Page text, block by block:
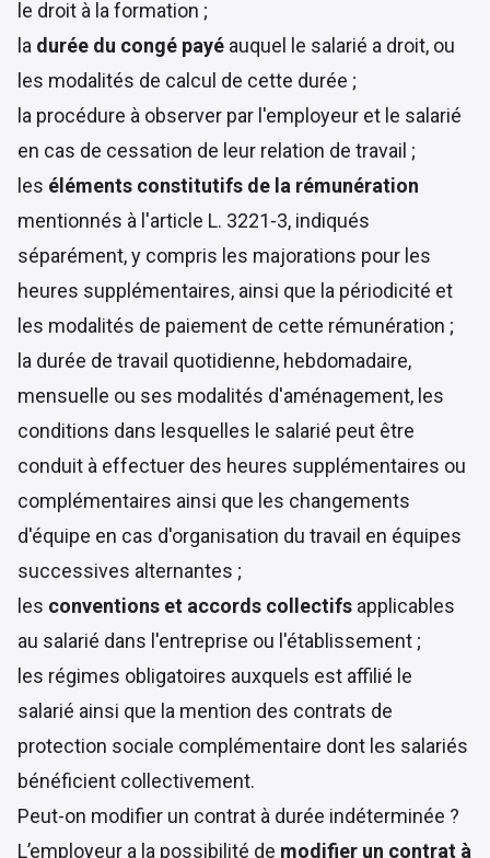
le droit à la formation ;
la durée du congé payé auquel le salarié a droit, ou
les modalités de calcul de cette durée ;
la procédure à observer par l'employeur et le salarié
en cas de cessation de leur relation de travail ;
les éléments constitutifs de la rémunération
mentionnés à l'article L. 3221-3, indiqués
séparément, y compris les majorations pour les
heures supplémentaires, ainsi que la périodicité et
les modalités de paiement de cette rémunération ;
la durée de travail quotidienne, hebdomadaire,
mensuelle ou ses modalités d'aménagement, les
conditions dans lesquelles le salarié peut être
conduit à effectuer des heures supplémentaires ou
complémentaires ainsi que les changements
d'équipe en cas d'organisation du travail en équipes
successives alternantes ;
les conventions et accords collectifs applicables
au salarié dans l'entreprise ou l'établissement ;
les régimes obligatoires auxquels est affilié le
salarié ainsi que la mention des contrats de
protection sociale complémentaire dont les salariés
bénéficient collectivement.
Peut-on modifier un contrat à durée indéterminée ?
L’employeur a la possibilité de modifier un contrat à